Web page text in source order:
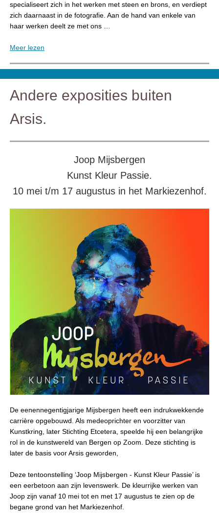
specialiseert zich in het werken met steen en brons, en verdiept
zich daarnaast in de fotografie. Aan de hand van enkele van
haar werken deelt ze met ons …
Meer lezen
Andere exposities buiten
Arsis.
Joop Mijsbergen
Kunst Kleur Passie.
10 mei t/m 17 augustus in het Markiezenhof.
De eenennegentigjarige Mijsbergen heeft een indrukwekkende
carrière opgebouwd. Als medeoprichter en voorzitter van
Kunstkring, later Stichting Etcetera, speelde hij een belangrijke
rol in de kunstwereld van Bergen op Zoom. Deze stichting is
later de basis voor Arsis geworden,
Deze tentoonstelling ‘Joop Mijsbergen - Kunst Kleur Passie’ is
een eerbetoon aan zijn levenswerk. De kleurrijke werken van
Joop zijn vanaf 10 mei tot en met 17 augustus te zien op de
begane grond van het Markiezenhof.